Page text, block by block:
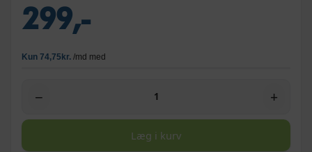
299,-
− +
Læg i kurv